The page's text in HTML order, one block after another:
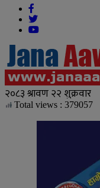
Total views : 379057